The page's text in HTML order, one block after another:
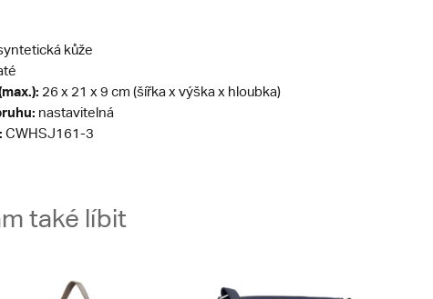
kůže
26 x 21 x 9 cm (šířka x výška x hloubka)
nastavitelná
CWHSJ161-3
také líbit